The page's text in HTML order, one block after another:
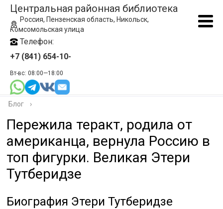
Центральная районная библиотека
Россия, Пензенская область, Никольск,
Комсомольская улица
Телефон:
+7 (841) 654-10-
Вт-вс: 08:00—18:00
Блог ›
Пережила теракт, родила от
американца, вернула Россию в
топ фигурки. Великая Этери
Тутберидзе
Биография Этери Тутберидзе